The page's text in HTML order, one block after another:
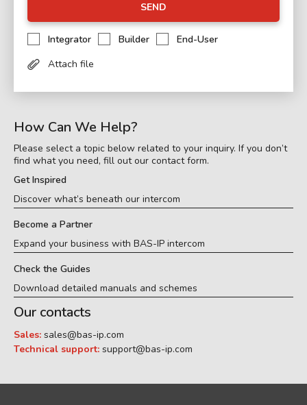
SEND
Integrator Builder
End-User
Attach file
How Can We Help?
Please select a topic below related to your inquiry. If you don’t
find what you need, fill out our contact form.
Get Inspired
Discover what’s beneath our intercom
Become a Partner
Expand your business with BAS-IP intercom
Check the Guides
Download detailed manuals and schemes
Our contacts
Sales: sales@bas-ip.com
Technical support: support@bas-ip.com